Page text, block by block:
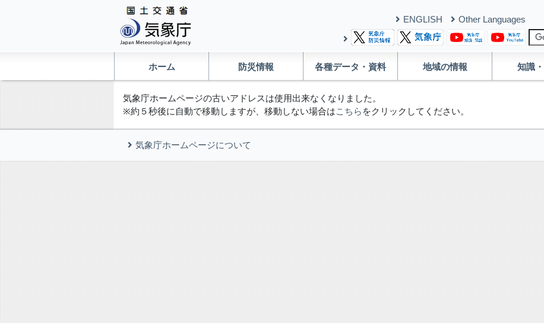
ENGLISH Other Languages
ホーム 防災情報 各種データ・資料 地域の情報 知識
気象庁ホームページの古いアドレスは使用出来なくなりました。
※約５秒後に自動で移動しますが、移動しない場合はこちら をクリックしてください。
気象庁ホームページについて